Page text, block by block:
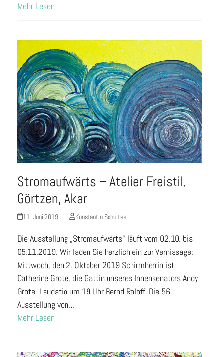
Mehr Lesen
Stromaufwärts – Atelier Freistil,
Görtzen, Akar
11. Juni 2019 Konstantin Schultes
Die Ausstellung „Stromaufwärts“ läuft vom 02.10. bis
05.11.2019. Wir laden Sie herzlich ein zur Vernissage:
Mittwoch, den 2. Oktober 2019 Schirmherrin ist
Catherine Grote, die Gattin unseres Innensenators Andy
Grote. Laudatio um 19 Uhr Bernd Roloff. Die 56.
Ausstellung von…
Mehr Lesen